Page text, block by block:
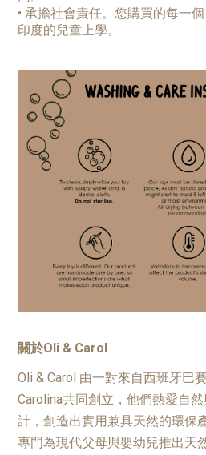
• 承擔社會責任。您購買的每一個
印度的兒童上學。
關於Oli & Carol
Oli & Carol 由一對來自西班牙巴
Carolina共同創立，他們熱愛自
計，創造出實用兼具天然的環保
專門為現代父母與嬰幼兒推出天